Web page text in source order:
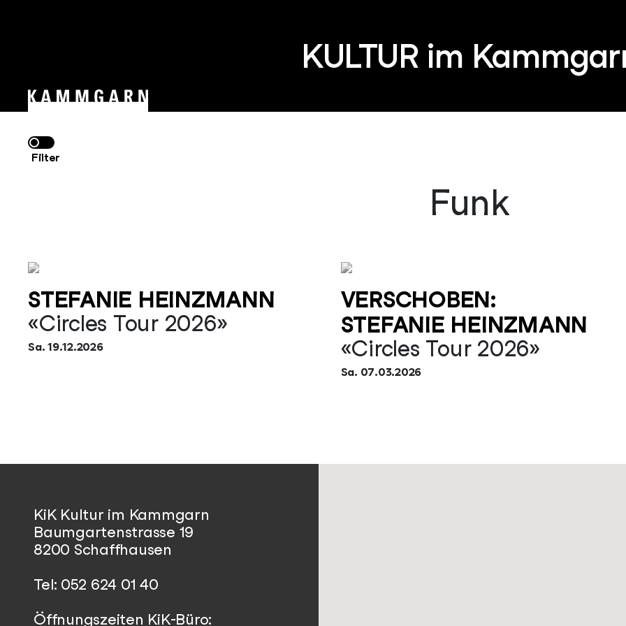
KULTUR im
Filter
Funk
STEFANIE HEINZMANN
«Circles Tour 2026»
Sa. 19.12.2026
VERSCHOBEN:
STEFANIE HEINZMANN
«Circles Tour 2026»
Sa. 07.03.2026
KiK Kultur im Kammgarn
Baumgartenstrasse 19
8200 Schaffhausen
Tel: 052 624 01 40
Öffnungszeiten KiK-Büro: